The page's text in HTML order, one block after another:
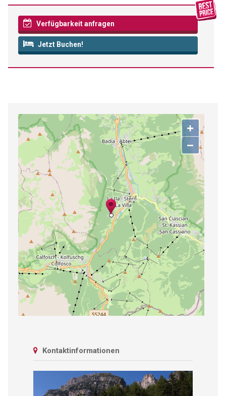
Verfügbarkeit anfragen
Jetzt Buchen!
+
−
Kontaktinformationen